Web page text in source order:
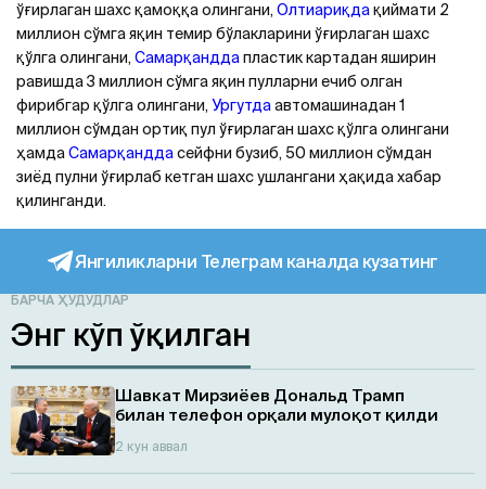
ўғирлаган шахс қамоққа олингани, Олтиариқдақиймати 2
миллион сўмга яқин темир бўлакларини ўғирлаган шахс
қўлга олингани, Самарқанддапластик картадан яширин
равишда 3 миллион сўмга яқин пулларни ечиб олган
фирибгар қўлга олингани, Ургутдаавтомашинадан 1
миллион сўмдан ортиқ пул ўғирлаган шахс қўлга олингани
ҳамдаСамарқанддасейфни бузиб, 50 миллион сўмдан
зиёд пулни ўғирлаб кетган шахс ушлангани ҳақида хабар
қилинганди.
Янгиликларни Телеграм каналда кузатинг
БАРЧА ҲУДУДЛАР
Энг кўп ўқилган
Шавкат Мирзиёев Дональд Трамп
билан телефон орқали мулоқот қилди
2 кун аввал